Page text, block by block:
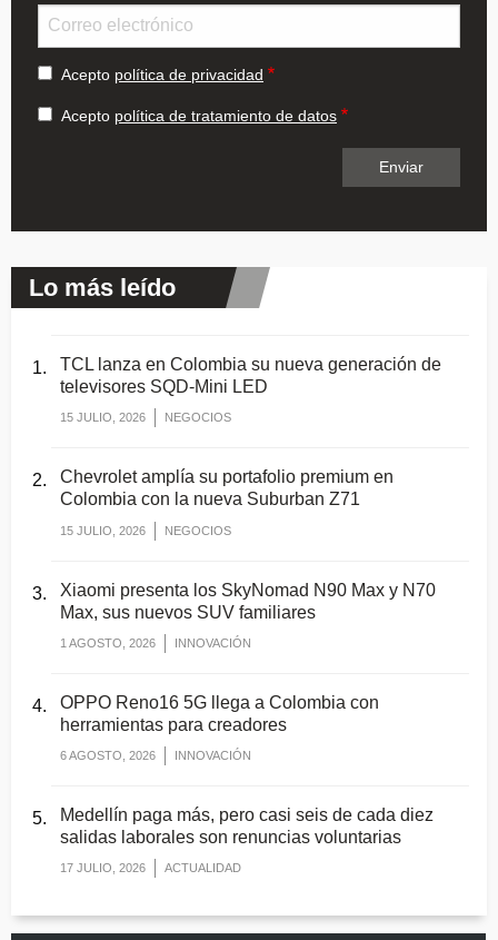
Acepto política de privacidad
Acepto política de tratamiento de datos
Lo más leído
TCL lanza en Colombia su nueva generación de
televisores SQD-Mini LED
15 JULIO, 2026 NEGOCIOS
Chevrolet amplía su portafolio premium en
Colombia con la nueva Suburban Z71
15 JULIO, 2026 NEGOCIOS
Xiaomi presenta los SkyNomad N90 Max y N70
Max, sus nuevos SUV familiares
1 AGOSTO, 2026 INNOVACIÓN
OPPO Reno16 5G llega a Colombia con
herramientas para creadores
6 AGOSTO, 2026 INNOVACIÓN
Medellín paga más, pero casi seis de cada diez
salidas laborales son renuncias voluntarias
17 JULIO, 2026 ACTUALIDAD